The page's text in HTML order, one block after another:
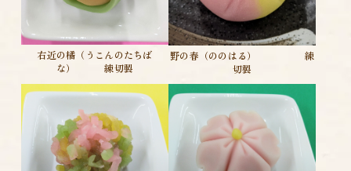
右近の橘（うこんのたちば
な） 練切製
野の春（ののはる） 練
切製